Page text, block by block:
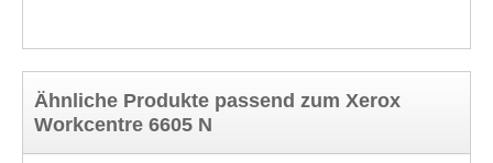
Ähnliche Produkte passend zum Xerox
Workcentre 6605 N